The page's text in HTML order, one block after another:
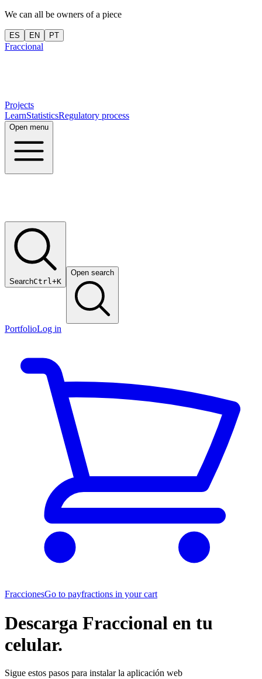
We can all be owners of a piece
ES EN PT
Fraccional
Projects
LearnStatisticsRegulatory process
Open menu
SearchCtrl+K
Open search
PortfolioLog in
FraccionesGo to payfractions in your cart
Descarga Fraccional en tu
celular.
Sigue estos pasos para instalar la aplicación web